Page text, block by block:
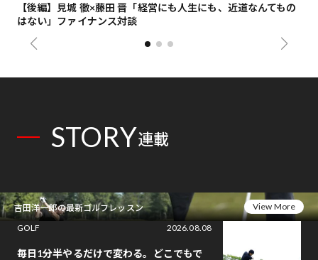
【後編】見城 徹×藤田 晋「経営にも人生にも、近道なんてもの
はない」ファイナンス対談
STORY連載
吉田洋一郎の最新ゴルフレッスン
View More
GOLF
2026.08.08
毎日1分半やるだけで変わる。どこでもで